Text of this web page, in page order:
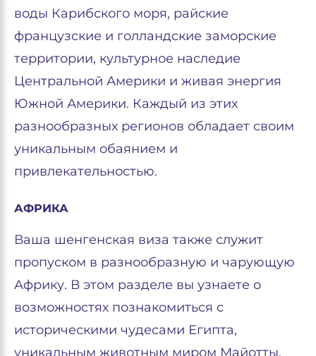
воды Карибского моря, райские
французские и голландские заморские
территории, культурное наследие
Центральной Америки и живая энергия
Южной Америки. Каждый из этих
разнообразных регионов обладает своим
уникальным обаянием и
привлекательностью.
АФРИКА
Ваша шенгенская виза также служит
пропуском в разнообразную и чарующую
Африку. В этом разделе вы узнаете о
возможностях познакомиться с
историческими чудесами Египта,
уникальным животным миром Майотты,